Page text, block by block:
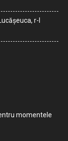
r-l
momentele